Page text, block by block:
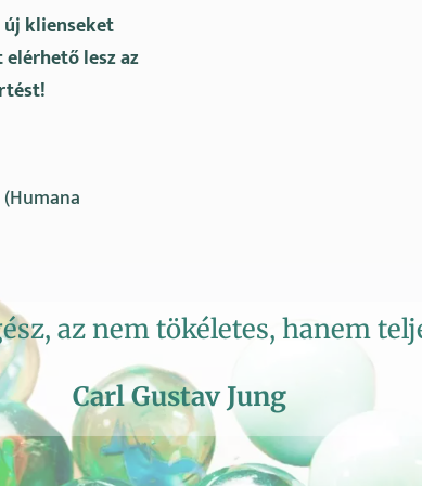
új klienseket
lesz az
az nem tökéletes, hanem
Carl Gustav Jung